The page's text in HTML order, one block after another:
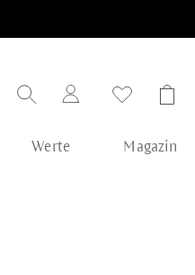
Werte Magazin